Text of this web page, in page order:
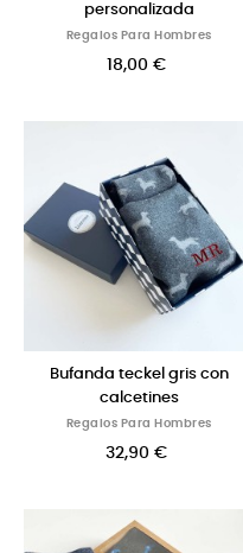
personalizada
Regalos Para Hombres
18,00 €
Bufanda teckel gris con
calcetines
Regalos Para Hombres
32,90 €